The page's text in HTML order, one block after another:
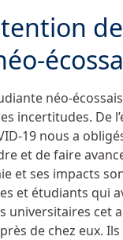
néo-
incertitudes. De
19 nous a
et de faire
et ses impacts
et étudiants qui
universitaires cet
de chez eux.